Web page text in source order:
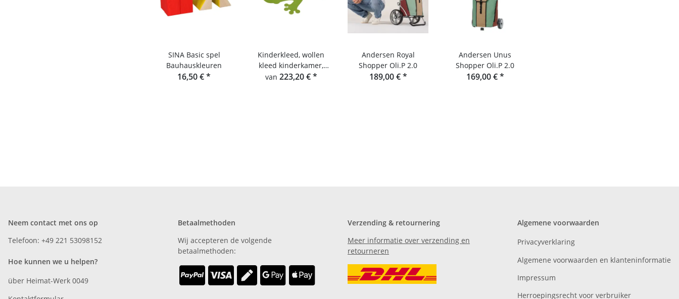
SINA Basic spel
Bauhauskleuren
16,50 €*
Kinderkleed, wollen
kleed kinderkamer,
Hey-Sign kikkerkleed
van 223,20 €*
Andersen Royal
Shopper Oli.P 2.0
189,00 €*
Andersen Unus
Shopper Oli.P 2.0
169,00 €*
Neem contact met ons op
Telefoon: +49 221 53098152
Hoe kunnen we u helpen?
über Heimat-Werk 0049
Betaalmethoden
Wij accepteren de volgende
betaalmethoden:
Verzending & retournering
Meer informatie over verzending en
retourneren
Algemene voorwaarden
Privacyverklaring
Algemene voorwaarden en klanteninformatie
Impressum
Herroepingsrecht voor verbruiker